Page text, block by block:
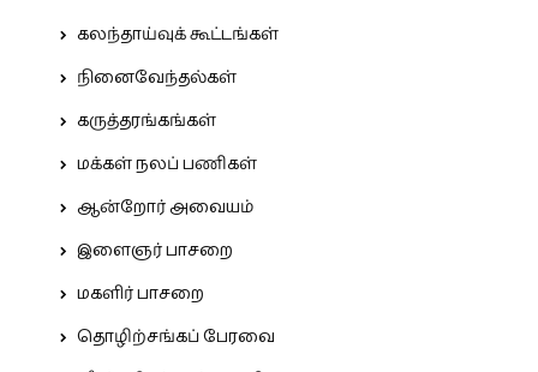
கலந்தாய்வுக் கூட்டங்கள்
நினைவேந்தல்கள்
கருத்தரங்கங்கள்
மக்கள் நலப் பணிகள்
ஆன்றோர் அவையம்
இளைஞர் பாசறை
மகளிர் பாசறை
தொழிற்சங்கப் பேரவை